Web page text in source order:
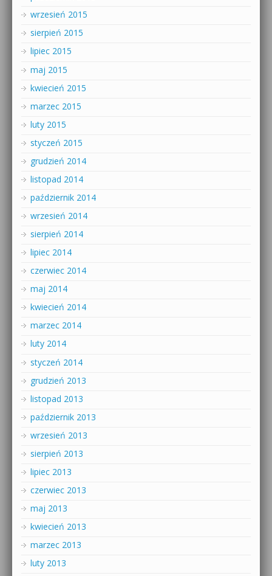
wrzesień 2015
sierpień 2015
lipiec 2015
maj 2015
kwiecień 2015
marzec 2015
luty 2015
styczeń 2015
grudzień 2014
listopad 2014
październik 2014
wrzesień 2014
sierpień 2014
lipiec 2014
czerwiec 2014
maj 2014
kwiecień 2014
marzec 2014
luty 2014
styczeń 2014
grudzień 2013
listopad 2013
październik 2013
wrzesień 2013
sierpień 2013
lipiec 2013
czerwiec 2013
maj 2013
kwiecień 2013
marzec 2013
luty 2013